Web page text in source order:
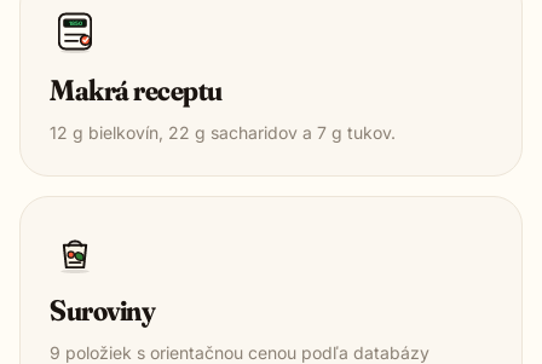
1850
Makrá receptu
12 g bielkovín, 22 g sacharidov a 7 g tukov.
Suroviny
9 položiek s orientačnou cenou podľa databázy